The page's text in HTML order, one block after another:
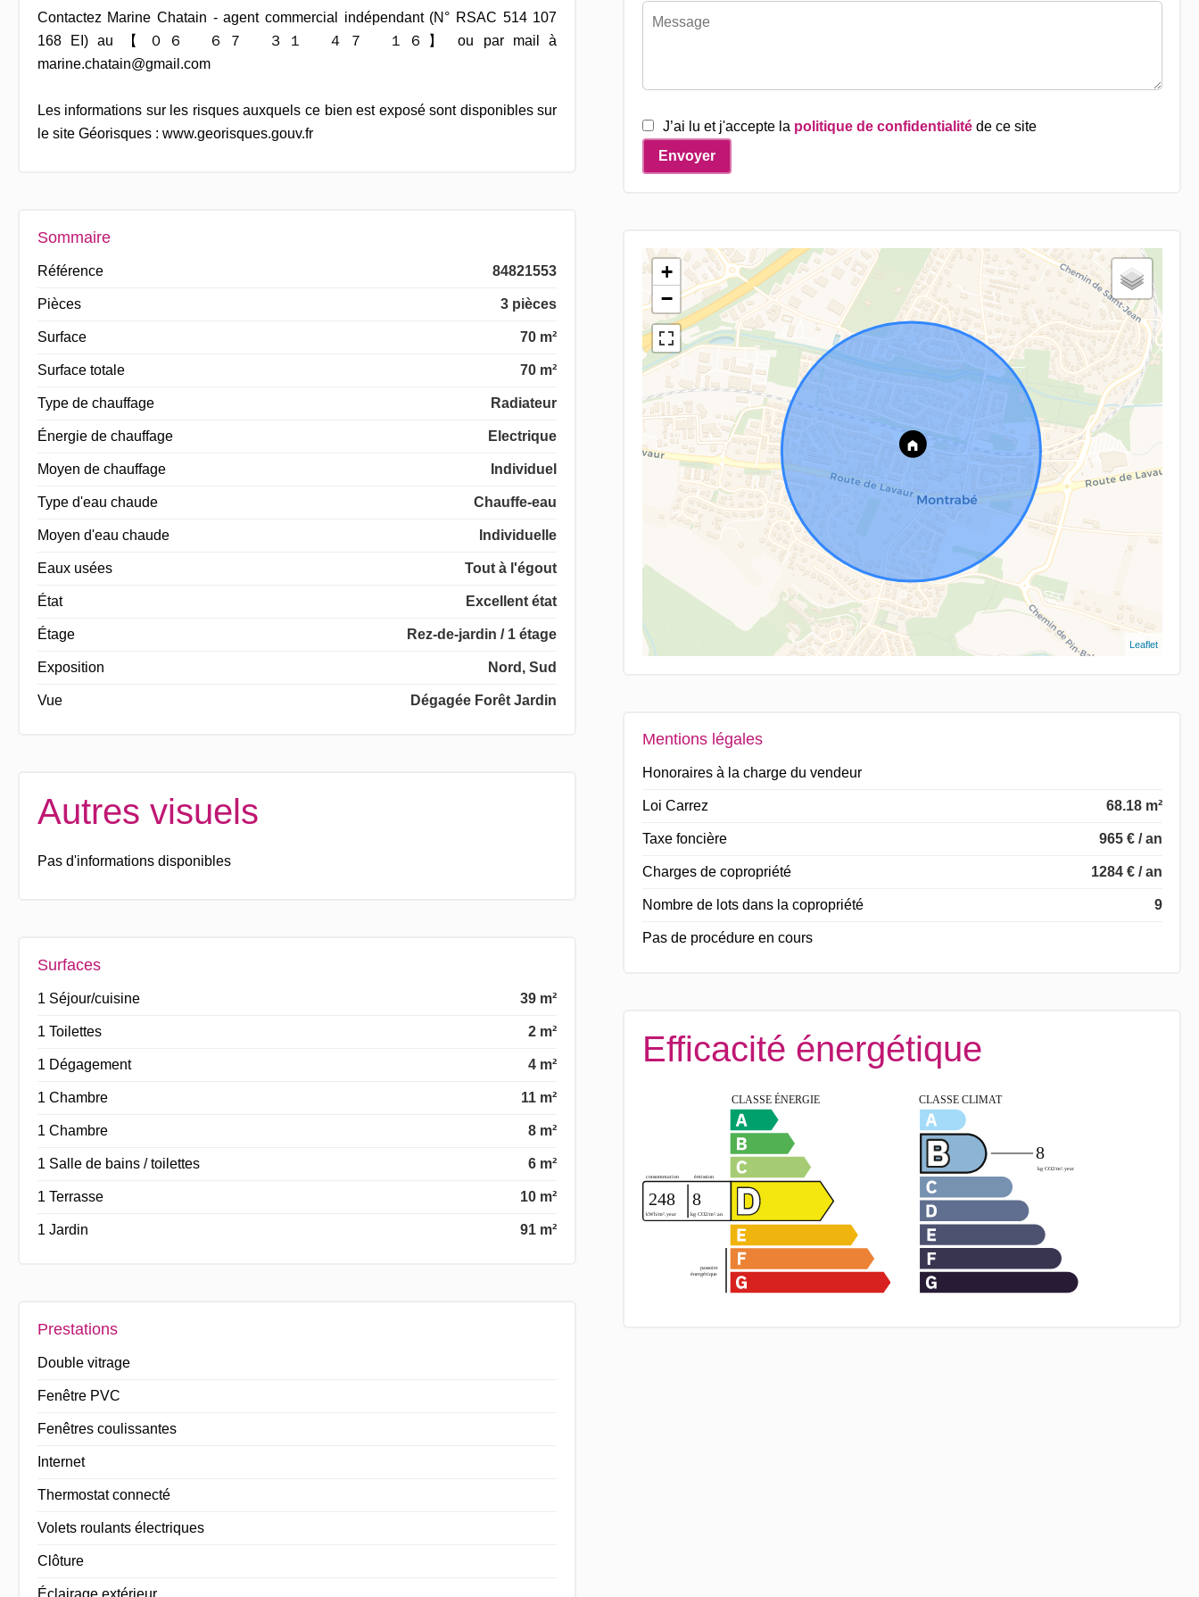
Contactez Marine Chatain - agent commercial indépendant (N° RSAC 514 107
168 EI) au 【 ０６ ６７ ３１ ４７ １６】 ou par mail à
marine.chatain@gmail.com
Les informations sur les risques auxquels ce bien est exposé sont disponibles sur
le site Géorisques : www.georisques.gouv.fr
Sommaire
Référence 84821553
Pièces 3 pièces
Surface 70 m²
Surface totale 70 m²
Type de chauffage Radiateur
Énergie de chauffage Electrique
Moyen de chauffage Individuel
Type d'eau chaude Chauffe-eau
Moyen d'eau chaude Individuelle
Eaux usées Tout à l'égout
État Excellent état
Étage Rez-de-jardin / 1 étage
Exposition Nord, Sud
Vue Dégagée Forêt Jardin
Autres visuels
Pas d'informations disponibles
Surfaces
1 Séjour/cuisine 39 m²
1 Toilettes 2 m²
1 Dégagement 4 m²
1 Chambre 11 m²
1 Chambre 8 m²
1 Salle de bains / toilettes 6 m²
1 Terrasse 10 m²
1 Jardin 91 m²
Prestations
Double vitrage
Fenêtre PVC
Fenêtres coulissantes
Internet
Thermostat connecté
Volets roulants électriques
Clôture
Éclairage extérieur
J’ai lu et j'accepte la politique de confidentialitéde ce site
Envoyer
+
−
Leaflet
Mentions légales
Honoraires à la charge du vendeur
Loi Carrez 68.18 m²
Taxe foncière 965 € / an
Charges de copropriété 1284 € / an
Nombre de lots dans la copropriété 9
Pas de procédure en cours
Efficacité énergétique